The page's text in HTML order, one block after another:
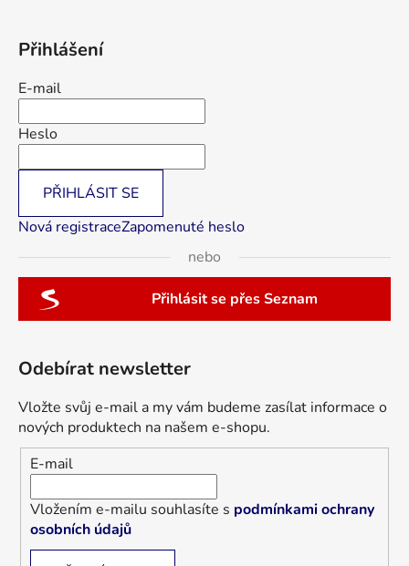
Přihlášení
E-mail
Heslo
PŘIHLÁSIT SE
Nová registraceZapomenuté heslo
nebo
Přihlásit se přes Seznam
Odebírat newsletter
Vložte svůj e-mail a my vám budeme zasílat informace o
nových produktech na našem e-shopu.
E-mail
Vložením e-mailu souhlasíte s podmínkami ochrany
osobních údajů